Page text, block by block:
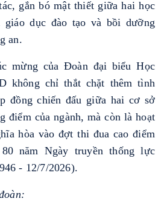
gắn bó mật thiết giữa hai học
dục đào tạo và bồi dưỡng
an.
mừng của Đoàn đại biểu Học
không chỉ thắt chặt thêm tình
đồng chiến đấu giữa hai cơ sở
điểm của ngành, mà còn là hoạt
hòa vào đợt thi đua cao điểm
năm Ngày truyền thống lực
- 12/7/2026).